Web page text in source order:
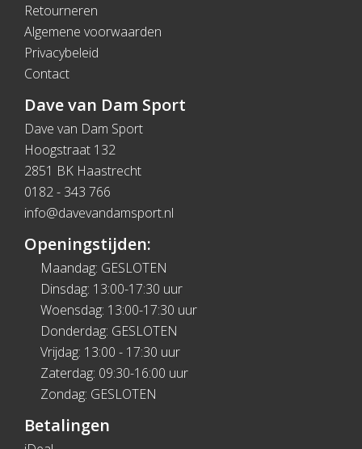
Retourneren
Algemene voorwaarden
Privacybeleid
Contact
Dave van Dam Sport
Dave van Dam Sport
Hoogstraat 132
2851 BK Haastrecht
0182 - 343 766
info@davevandamsport.nl
Openingstijden:
Maandag: GESLOTEN
Dinsdag: 13:00-17:30 uur
Woensdag: 13:00-17:30 uur
Donderdag: GESLOTEN
Vrijdag: 13:00 - 17:30 uur
Zaterdag: 09:30-16:00 uur
Zondag: GESLOTEN
Betalingen